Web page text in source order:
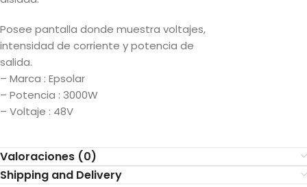
Posee pantalla donde muestra voltajes,
intensidad de corriente y potencia de
salida.
– Marca : Epsolar
– Potencia : 3000W
– Voltaje : 48V
Valoraciones (0)
Shipping and Delivery